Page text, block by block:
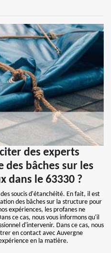
des experts
des bâches sur les
dans le 63330 ?
soucis d'étanchéité. En fait, il est
des bâches sur la structure pour
expériences, les profanes ne
ce cas, nous vous informons qu'il
d'intervenir. Dans ce cas, nous
en contact avec Auvergne
en la matière.